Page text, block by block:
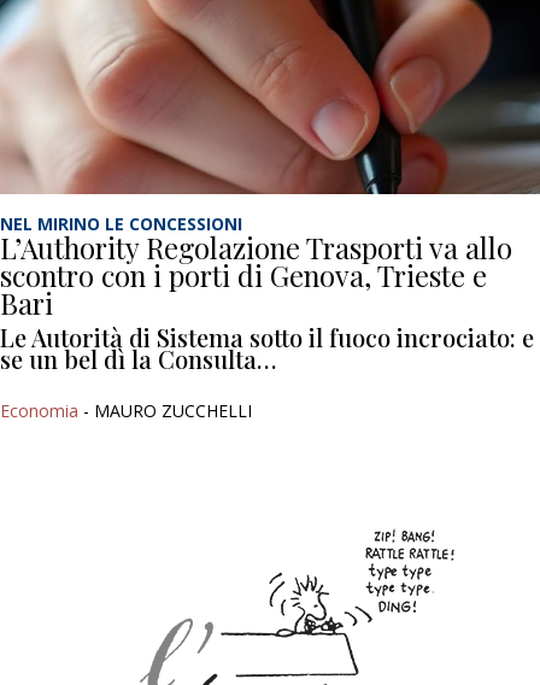
NEL MIRINO LE CONCESSIONI
L’Authority Regolazione Trasporti va allo
scontro con i porti di Genova, Trieste e
Bari
Le Autorità di Sistema sotto il fuoco incrociato: e
se un bel dì la Consulta…
Economia - MAURO ZUCCHELLI